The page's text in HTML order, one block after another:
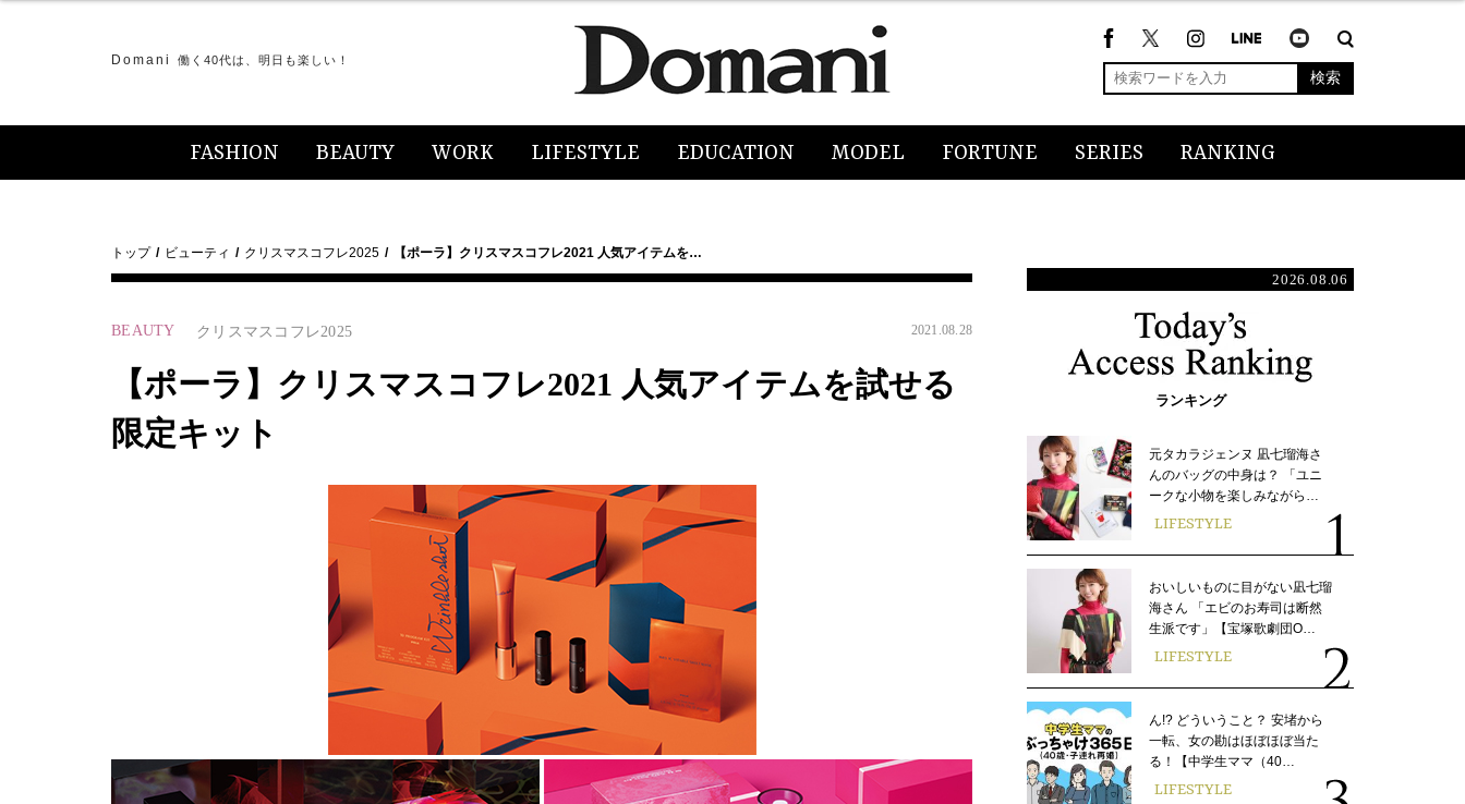
Domani 働く40代は、明日も楽しい！
検索
FASHION BEAUTY WORK LIFESTYLE EDUCATION MODEL FORTUNE SERIES RANKING
トップ ビューティ クリスマスコフレ2025 【ポーラ】クリスマスコフレ2021 人気アイテムを…
BEAUTY クリスマスコフレ2025 2021.08.28
【ポーラ】クリスマスコフレ2021 人気アイテムを試せる
限定キット
2026.08.06
ランキング
元タカラジェンヌ 凪七瑠海さ
んのバッグの中身は？ 「ユニ
ークな小物を楽しみながら…
LIFESTYLE
おいしいものに目がない凪七瑠
海さん 「エビのお寿司は断然
生派です」【宝塚歌劇団O…
LIFESTYLE
ん!? どういうこと？ 安堵から
一転、女の勘はほぼほぼ当た
る！【中学生ママ（40…
LIFESTYLE